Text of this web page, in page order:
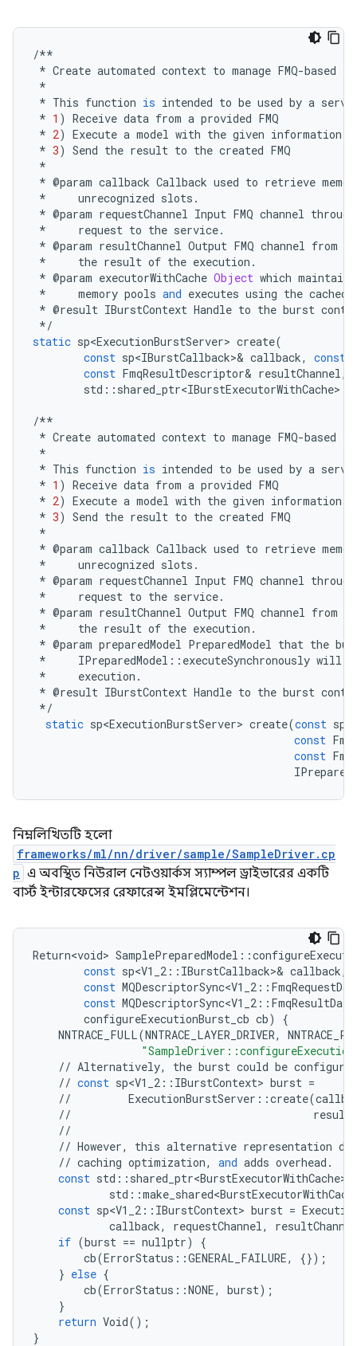
/**
* Create automated context to manage FMQ-based
*
* This function is intended to be used by a
* 1 ) Receive data from a provided FMQ
* 2) Execute a model with the given information
* 3) Send the result to the created FMQ
*
* @param callback Callback used to retrieve
*
unrecognized slots .
* @param requestChannel Input FMQ channel through
*
request to the service.
* @param resultChannel Output FMQ channel from
*
the result of the execution .
* @param executorWithCache Object which maintains
*
memory pools and executes using the cached
* @result IBurstContext Handle to the burst
*/
static sp<ExecutionBurstServer> create(
const sp<IBurstCallback>& callback, const
const FmqResultDescriptor& resultChannel,
std :: shared_ptr<IBurstExecutorWithCache>
/**
* Create automated context to manage FMQ-based
*
* This function is intended to be used by a
* 1 ) Receive data from a provided FMQ
* 2) Execute a model with the given information
* 3) Send the result to the created FMQ
*
* @param callback Callback used to retrieve
*
unrecognized slots .
* @param requestChannel Input FMQ channel through
*
request to the service.
* @param resultChannel Output FMQ channel from
*
the result of the execution .
* @param preparedModel PreparedModel that the
*
IPreparedModel :: executeSynchronously will
*
execution .
* @result IBurstContext Handle to the burst
*/
static sp<ExecutionBurstServer> create(const
const
const
নিম্নলিখিতটি হলো
frameworks/ml/nn/driver/sample/SampleDriver.cp
p এ অবস্থিত নিউরাল নেটওয়ার্কস স্যাম্পল ড্রাইভারের একটি
বার্স্ট ইন্টারফেসের রেফারেন্স ইমপ্লিমেন্টেশন।
Return<void> SamplePreparedModel ::
const sp<V1_2 :: IBurstCallback>& callback,
const MQDescriptorSync<V1_2 ::
const MQDescriptorSync<V1_2 ::
configureExecutionBurst_cb cb)
{
NNTRACE_FULL(NNTRACE_LAYER_DRIVER,
// Alternatively, the burst could be configured
// const sp<V1_2 :: IBurstContext> burst =
//
ExecutionBurstServer ::create(
//
//
// However, this alternative representation
// caching optimization, and adds overhead .
const std :: shared_ptr<BurstExecutorWithCache>
std ::
const sp<V1_2 :: IBurstContext> burst =
callback, requestChannel,
resultChannel
if (burst == nullptr)
{
cb(ErrorStatus ::GENERAL_FAILURE,
{});
} else {
cb(ErrorStatus ::NONE, burst);
}
return Void();
}